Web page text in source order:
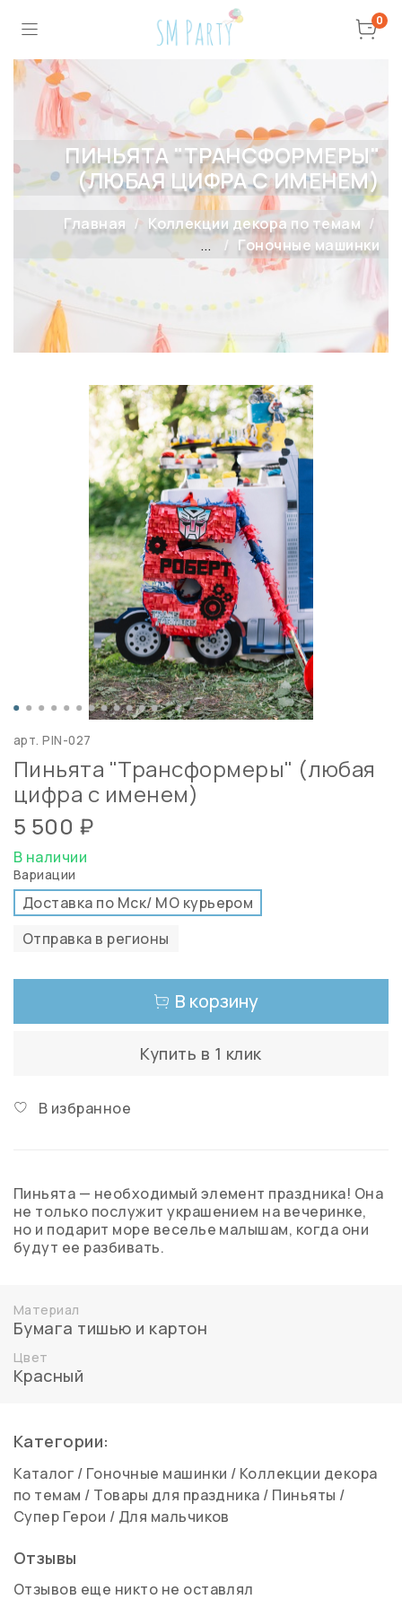
0
ПИНЬЯТА "ТРАНСФОРМЕРЫ"
(ЛЮБАЯ ЦИФРА С ИМЕНЕМ)
Главная
Коллекции декора по темам
...
Гоночные машинки
арт.PIN-027
Пиньята "Трансформеры" (любая
цифра с именем)
5 500 ₽
В наличии
Вариации
Доставка по Мск/ МО курьером
Отправка в регионы
В корзину
Купить в 1 клик
В избранное
Пиньята — необходимый элемент праздника! Она
не только послужит украшением на вечеринке,
но и подарит море веселье малышам, когда они
будут ее разбивать.
Материал
Бумага тишью и картон
Цвет
Красный
Категории:
Каталог / Гоночные машинки / Коллекции декора
по темам / Товары для праздника / Пиньяты /
Супер Герои / Для мальчиков
Отзывы
Отзывов еще никто не оставлял